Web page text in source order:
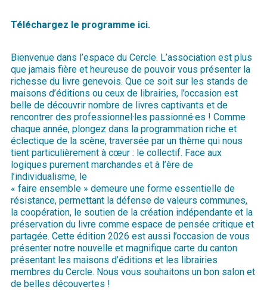
Téléchargez le programme ici.
Bienvenue dans l’espace du Cercle. L’association est plus
que jamais fière et heureuse de pouvoir vous présenter la
richesse du livre genevois. Que ce soit sur les stands de
maisons d’éditions ou ceux de librairies, l’occasion est
belle de découvrir nombre de livres captivants et de
rencontrer des professionnel·les passionné·es ! Comme
chaque année, plongez dans la programmation riche et
éclectique de la scène, traversée par un thème qui nous
tient particulièrement à cœur : le collectif. Face aux
logiques purement marchandes et à l’ère de
l’individualisme, le
« faire ensemble » demeure une forme essentielle de
résistance, permettant la défense de valeurs communes,
la coopération, le soutien de la création indépendante et la
préservation du livre comme espace de pensée critique et
partagée. Cette édition 2026 est aussi l’occasion de vous
présenter notre nouvelle et magnifique carte du canton
présentant les maisons d’éditions et les librairies
membres du Cercle. Nous vous souhaitons un bon salon et
de belles découvertes !